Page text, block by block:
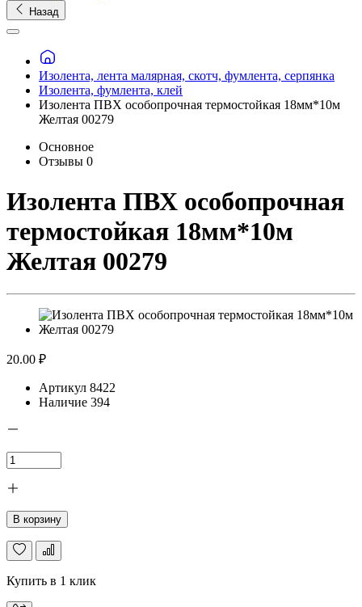
Назад
Изолента, лента малярная, скотч, фумлента, серпянка
Изолента, фумлента, клей
Изолента ПВХ особопрочная термостойкая 18мм*10м
Желтая 00279
Основное
Отзывы 0
Изолента ПВХ особопрочная
термостойкая 18мм*10м
Желтая 00279
20.00 ₽
Артикул 8422
Наличие 394
В корзину
Купить в 1 клик